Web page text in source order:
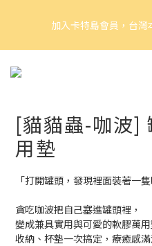
加入卡特島會員，台
好眠體驗官
4
3
2
6
5
4
5
4
3
6
2
1
0
4
3
2
6
2
0
加入卡特島會員，台
[貓貓蟲-咖波]
用墊
「打開罐頭，發現裡面裝著一隻
貪吃咖波把自己塞進罐頭裡，
變成兼具實用與可愛的軟膠萬用
收納、杯墊一次搞定，療癒感滿